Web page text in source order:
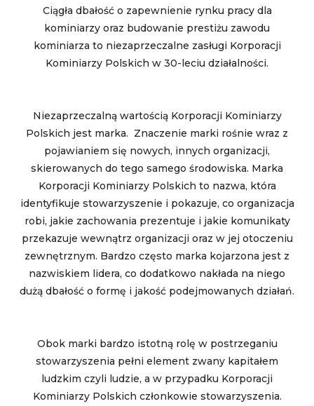
Ciągła dbałość o zapewnienie rynku pracy dla
kominiarzy oraz budowanie prestiżu zawodu
kominiarza to niezaprzeczalne zasługi Korporacji
Kominiarzy Polskich w 30-leciu działalności.
Niezaprzeczalną wartością Korporacji Kominiarzy
Polskich jest marka. Znaczenie marki rośnie wraz z
pojawianiem się nowych, innych organizacji,
skierowanych do tego samego środowiska. Marka
Korporacji Kominiarzy Polskich to nazwa, która
identyfikuje stowarzyszenie i pokazuje, co organizacja
robi, jakie zachowania prezentuje i jakie komunikaty
przekazuje wewnątrz organizacji oraz w jej otoczeniu
zewnętrznym. Bardzo często marka kojarzona jest z
nazwiskiem lidera, co dodatkowo nakłada na niego
dużą dbałość o formę i jakość podejmowanych działań.
Obok marki bardzo istotną rolę w postrzeganiu
stowarzyszenia pełni element zwany kapitałem
ludzkim czyli ludzie, a w przypadku Korporacji
Kominiarzy Polskich członkowie stowarzyszenia.